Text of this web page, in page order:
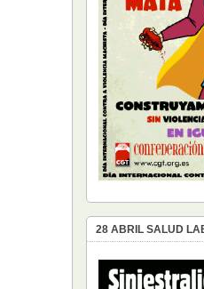
28 ABRIL SALUD